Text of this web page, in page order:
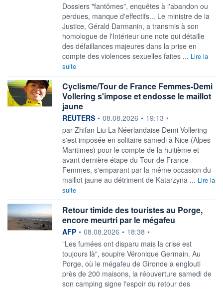
Dossiers "fantômes", enquêtes à l'abandon ou
perdues, manque d'effectifs... Le ministre de la
Justice, Gérald Darmanin, a transmis à son
homologue de l'Intérieur une note qui détaille
des défaillances majeures dans la prise en
compte des violences sexuelles faites ... Lire la
suite
Cyclisme/Tour de France Femmes-Demi
Vollering s'impose et endosse le maillot
jaune
information fournie par
REUTERS • 08.08.2026 • 19:13 •
par Zhifan Liu La Néerlandaise Demi Vollering
s'est imposée en solitaire ‌samedi à Nice (Alpes-
Maritimes) pour le compte de la huitième et
avant dernière étape du Tour de France
Femmes, s'emparant par la même ​occasion du
maillot jaune au détriment de Katarzyna ... Lire la
suite
Retour timide des touristes au Porge,
encore meurtri par le mégafeu
information fournie par
AFP • 08.08.2026 • 18:38 •
"Les fumées ont disparu mais la crise est
toujours là", soupire Véronique Germain. Au
Porge, où le mégafeu de Gironde a englouti
près de 200 maisons, la réouverture samedi de
son camping signe l'espoir du retour des